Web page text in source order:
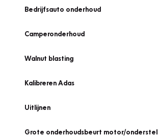
Bedrijfsauto onderhoud
Camperonderhoud
Walnut blasting
Kalibreren Adas
Uitlijnen
Grote onderhoudsbeurt motor/onderstel